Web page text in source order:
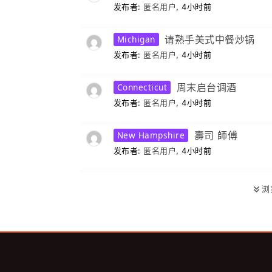
发布者: 匿名用户, 4小时前
Michigan 请熟手美式中餐炒锅
发布者: 匿名用户, 4小时前
Connecticut 周末启台调酒
发布者: 匿名用户, 4小时前
New Hampshire 壽司 師傅
发布者: 匿名用户, 4小时前
浏